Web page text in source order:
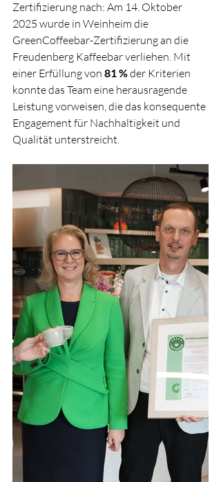
Zertifizierung nach: Am 14. Oktober
2025 wurde in Weinheim die
GreenCoffeebar-Zertifizierung an die
Freudenberg Kaffeebar verliehen. Mit
einer Erfüllung von 81 % der Kriterien
konnte das Team eine herausragende
Leistung vorweisen, die das konsequente
Engagement für Nachhaltigkeit und
Qualität unterstreicht.